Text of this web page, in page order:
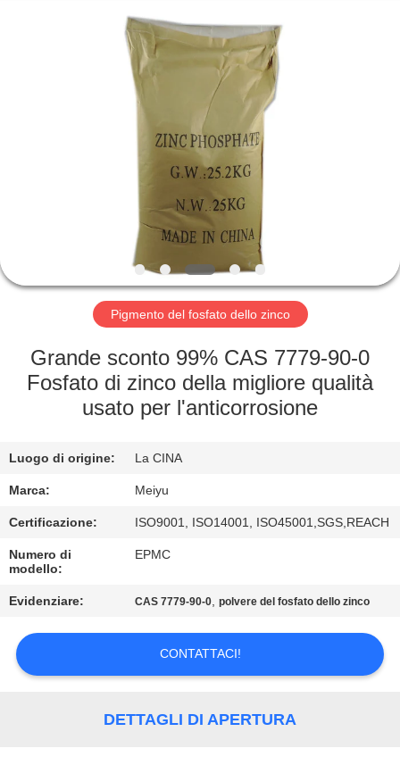
SU
DI
VISITA
CONTROLLO
DELLA
QUALITÀ
CONTATTACI
CHIEDI
PREVENTIVO
Pigmento del fosfato dello zinco
Grande sconto 99% CAS 7779-90-0
Fosfato di zinco della migliore qualità
usato per l'anticorrosione
Luogo di origine: La CINA
Marca: Meiyu
Certificazione: ISO9001, ISO14001, ISO45001,SGS,REACH
Numero di
modello:
EPMC
Evidenziare: CAS 7779-90-0,polvere del fosfato dello zinco
CONTATTACI!
DETTAGLI DI APERTURA